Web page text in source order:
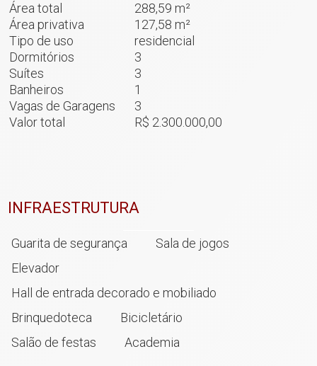
Área total
288,59 m²
Área privativa
127,58 m²
Tipo de uso
residencial
Dormitórios
3
Suítes
3
Banheiros
1
Vagas de Garagens
3
Valor total
R$ 2.300.000,00
INFRAESTRUTURA
Guarita de segurança
Sala de jogos
Elevador
Hall de entrada decorado e mobiliado
Brinquedoteca
Bicicletário
Salão de festas
Academia